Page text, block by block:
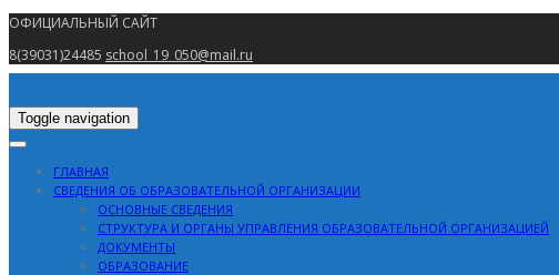
ОФИЦИАЛЬНЫЙ САЙТ
8(39031)24485 school_19_050@mail.ru
Toggle navigation
ГЛАВНАЯ
СВЕДЕНИЯ ОБ ОБРАЗОВАТЕЛЬНОЙ ОРГАНИЗАЦИИ
ОСНОВНЫЕ СВЕДЕНИЯ
СТРУКТУРА И ОРГАНЫ УПРАВЛЕНИЯ ОБРАЗОВАТЕЛЬНОЙ ОРГАНИЗАЦИЕЙ
ДОКУМЕНТЫ
ОБРАЗОВАНИЕ